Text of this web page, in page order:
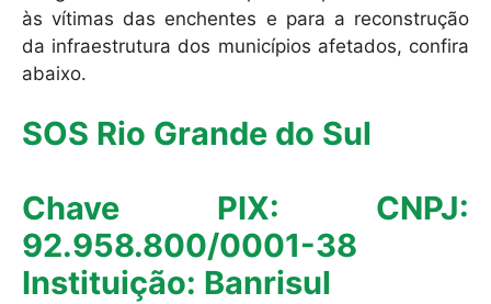
às vítimas das enchentes e para a reconstrução
da infraestrutura dos municípios afetados, confira
abaixo.
SOS Rio Grande do Sul
Chave PIX: CNPJ:
92.958.800/0001-38
Instituição: Banrisul